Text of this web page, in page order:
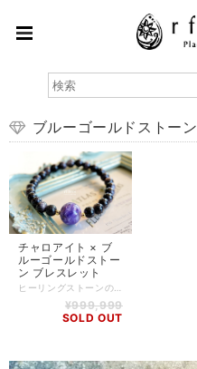
ブルーゴールドストーン
チャロアイト × ブ
ルーゴールドストー
ン ブレスレット
¥999,999
SOLD OUT